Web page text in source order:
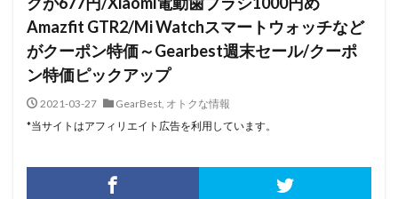
Amazfit GTR2/Mi Watchスマートウォッチなど
がクーポン特価～Gearbest週末セール/クーポ
ン特価ピックアップ
2021-03-27 GearBest, オトクな情報
*当サイトはアフィリエイト広告を利用しています。